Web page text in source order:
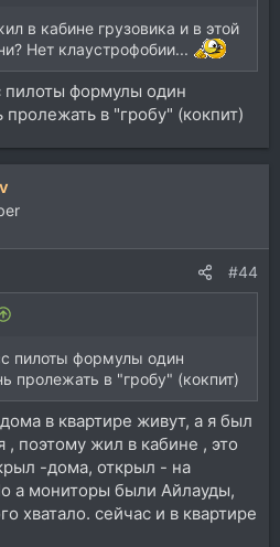
в кабине грузовика и в этой
Нет клаустрофобии...
пилоты формулы один
в "гробу" (кокпит)
#44
пилоты формулы один
пролежать в "гробу" (кокпит)
в квартире живут, а я был
поэтому жил в кабине , это
-дома, открыл - на
а мониторы были Айлауды,
хватало. сейчас и в квартире